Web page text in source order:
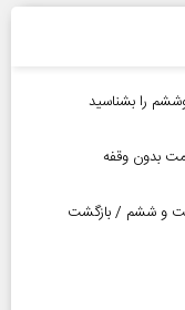
بدون وقفه
بیست و ششم / بازگشت